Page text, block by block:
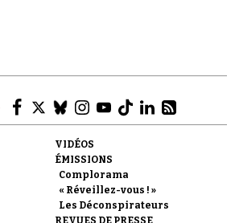
Demander à Vera
VIDÉOS
ÉMISSIONS
Complorama
« Réveillez-vous ! »
Les Déconspirateurs
REVUES DE PRESSE